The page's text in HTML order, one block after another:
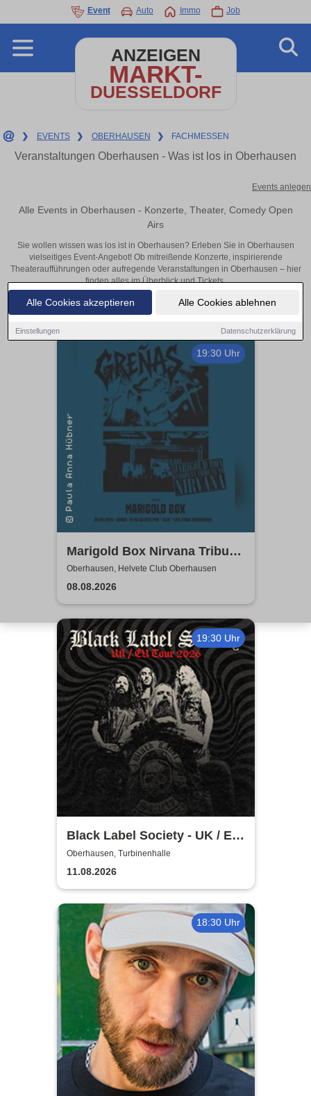
Alle Cookies akzeptieren Alle Cookies ablehnen
Einstellungen Datenschutzerklärung
Event Auto Immo Job
ANZEIGEN
MARKT-
DUESSELDORF
❯ EVENTS ❯ OBERHAUSEN ❯ FACHMESSEN
Veranstaltungen Oberhausen - Was ist los in Oberhausen
Events anlegen
Alle Events in Oberhausen - Konzerte, Theater, Comedy Open
Airs
Sie wollen wissen was los ist in Oberhausen? Erleben Sie in Oberhausen
vielseitiges Event-Angebot! Ob mitreißende Konzerte, inspirierende
Theateraufführungen oder aufregende Veranstaltungen in Oberhausen – hier
finden alles im Überblick und Tickets.
19:30 Uhr
Marigold Box Nirvana Tribute
& GRENAS | Helvete Club
Oberhausen
Oberhausen, Helvete Club Oberhausen
08.08.2026
19:30 Uhr
Black Label Society - UK / EU
TOUR 2026
Oberhausen, Turbinenhalle
11.08.2026
18:30 Uhr